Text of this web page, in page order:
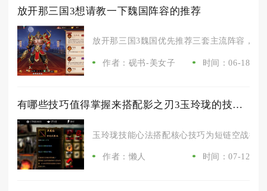
放开那三国3想请教一下魏国阵容的推荐
放开那三国3魏国优先推荐三套主流阵容，分
作者：砚书-美女子 时间：06-18
有哪些技巧值得掌握来搭配影之刃3玉玲珑的技能心法
玉玲珑技能心法搭配核心技巧为短链空战循
作者：懒人 时间：07-12